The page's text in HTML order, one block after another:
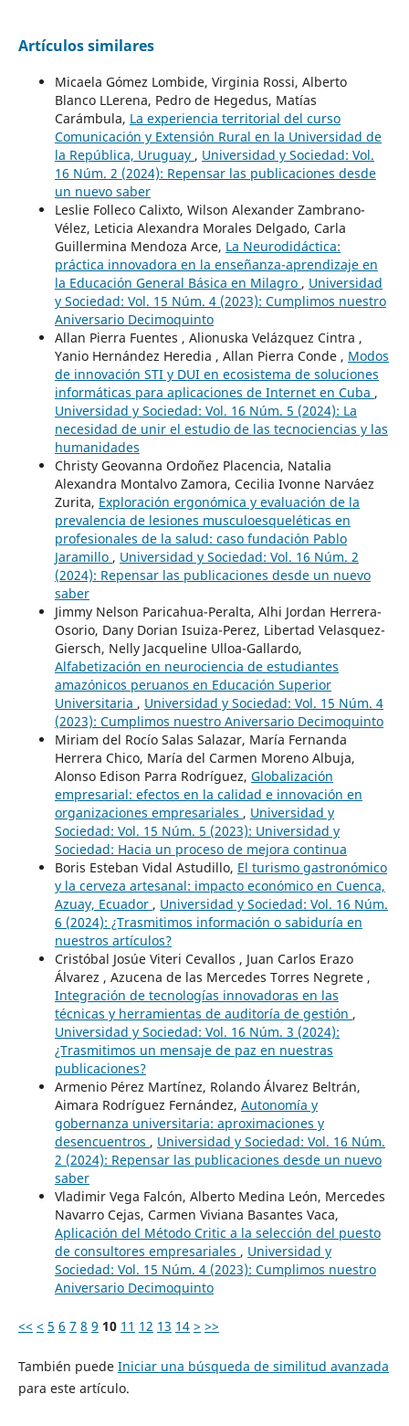
Artículos similares
Micaela Gómez Lombide, Virginia Rossi, Alberto
Blanco LLerena, Pedro de Hegedus, Matías
Carámbula, La experiencia territorial del curso
Comunicación y Extensión Rural en la Universidad de
la República, Uruguay , Universidad y Sociedad: Vol.
16 Núm. 2 (2024): Repensar las publicaciones desde
un nuevo saber
Leslie Folleco Calixto, Wilson Alexander Zambrano-
Vélez, Leticia Alexandra Morales Delgado, Carla
Guillermina Mendoza Arce, La Neurodidáctica:
práctica innovadora en la enseñanza-aprendizaje en
la Educación General Básica en Milagro , Universidad
y Sociedad: Vol. 15 Núm. 4 (2023): Cumplimos nuestro
Aniversario Decimoquinto
Allan Pierra Fuentes , Alionuska Velázquez Cintra ,
Yanio Hernández Heredia , Allan Pierra Conde , Modos
de innovación STI y DUI en ecosistema de soluciones
informáticas para aplicaciones de Internet en Cuba ,
Universidad y Sociedad: Vol. 16 Núm. 5 (2024): La
necesidad de unir el estudio de las tecnociencias y las
humanidades
Christy Geovanna Ordoñez Placencia, Natalia
Alexandra Montalvo Zamora, Cecilia Ivonne Narváez
Zurita, Exploración ergonómica y evaluación de la
prevalencia de lesiones musculoesqueléticas en
profesionales de la salud: caso fundación Pablo
Jaramillo , Universidad y Sociedad: Vol. 16 Núm. 2
(2024): Repensar las publicaciones desde un nuevo
saber
Jimmy Nelson Paricahua-Peralta, Alhi Jordan Herrera-
Osorio, Dany Dorian Isuiza-Perez, Libertad Velasquez-
Giersch, Nelly Jacqueline Ulloa-Gallardo,
Alfabetización en neurociencia de estudiantes
amazónicos peruanos en Educación Superior
Universitaria , Universidad y Sociedad: Vol. 15 Núm. 4
(2023): Cumplimos nuestro Aniversario Decimoquinto
Miriam del Rocío Salas Salazar, María Fernanda
Herrera Chico, María del Carmen Moreno Albuja,
Alonso Edison Parra Rodríguez, Globalización
empresarial: efectos en la calidad e innovación en
organizaciones empresariales , Universidad y
Sociedad: Vol. 15 Núm. 5 (2023): Universidad y
Sociedad: Hacia un proceso de mejora continua
Boris Esteban Vidal Astudillo, El turismo gastronómico
y la cerveza artesanal: impacto económico en Cuenca,
Azuay, Ecuador , Universidad y Sociedad: Vol. 16 Núm.
6 (2024): ¿Trasmitimos información o sabiduría en
nuestros artículos?
Cristóbal Josúe Viteri Cevallos , Juan Carlos Erazo
Álvarez , Azucena de las Mercedes Torres Negrete ,
Integración de tecnologías innovadoras en las
técnicas y herramientas de auditoría de gestión ,
Universidad y Sociedad: Vol. 16 Núm. 3 (2024):
¿Trasmitimos un mensaje de paz en nuestras
publicaciones?
Armenio Pérez Martínez, Rolando Álvarez Beltrán,
Aimara Rodríguez Fernández, Autonomía y
gobernanza universitaria: aproximaciones y
desencuentros , Universidad y Sociedad: Vol. 16 Núm.
2 (2024): Repensar las publicaciones desde un nuevo
saber
Vladimir Vega Falcón, Alberto Medina León, Mercedes
Navarro Cejas, Carmen Viviana Basantes Vaca,
Aplicación del Método Critic a la selección del puesto
de consultores empresariales , Universidad y
Sociedad: Vol. 15 Núm. 4 (2023): Cumplimos nuestro
Aniversario Decimoquinto
<< < 5 6 7 8 9 10 11 12 13 14 > >>
También puede Iniciar una búsqueda de similitud avanzada
para este artículo.